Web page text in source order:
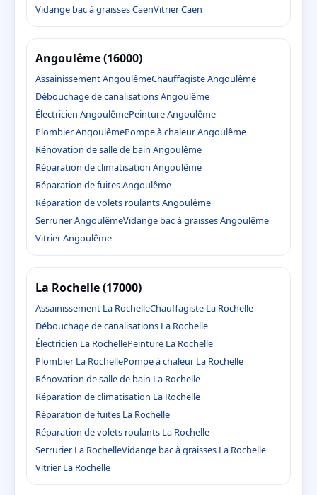
Vidange bac à graisses CaenVitrier Caen
Angoulême (16000)
Assainissement AngoulêmeChauffagiste Angoulême
Débouchage de canalisations Angoulême
Électricien AngoulêmePeinture Angoulême
Plombier AngoulêmePompe à chaleur Angoulême
Rénovation de salle de bain Angoulême
Réparation de climatisation Angoulême
Réparation de fuites Angoulême
Réparation de volets roulants Angoulême
Serrurier AngoulêmeVidange bac à graisses Angoulême
Vitrier Angoulême
La Rochelle (17000)
Assainissement La RochelleChauffagiste La Rochelle
Débouchage de canalisations La Rochelle
Électricien La RochellePeinture La Rochelle
Plombier La RochellePompe à chaleur La Rochelle
Rénovation de salle de bain La Rochelle
Réparation de climatisation La Rochelle
Réparation de fuites La Rochelle
Réparation de volets roulants La Rochelle
Serrurier La RochelleVidange bac à graisses La Rochelle
Vitrier La Rochelle